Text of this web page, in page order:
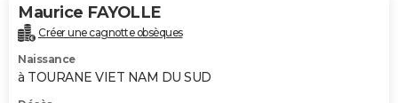
Maurice FAYOLLE
Créer une cagnotte obsèques
Naissance
à TOURANE VIET NAM DU SUD